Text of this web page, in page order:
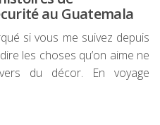
au Guatemala
si vous me suivez depuis
les choses qu’on aime ne
du décor. En voyage